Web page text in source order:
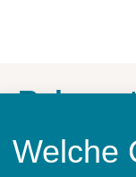
Welche